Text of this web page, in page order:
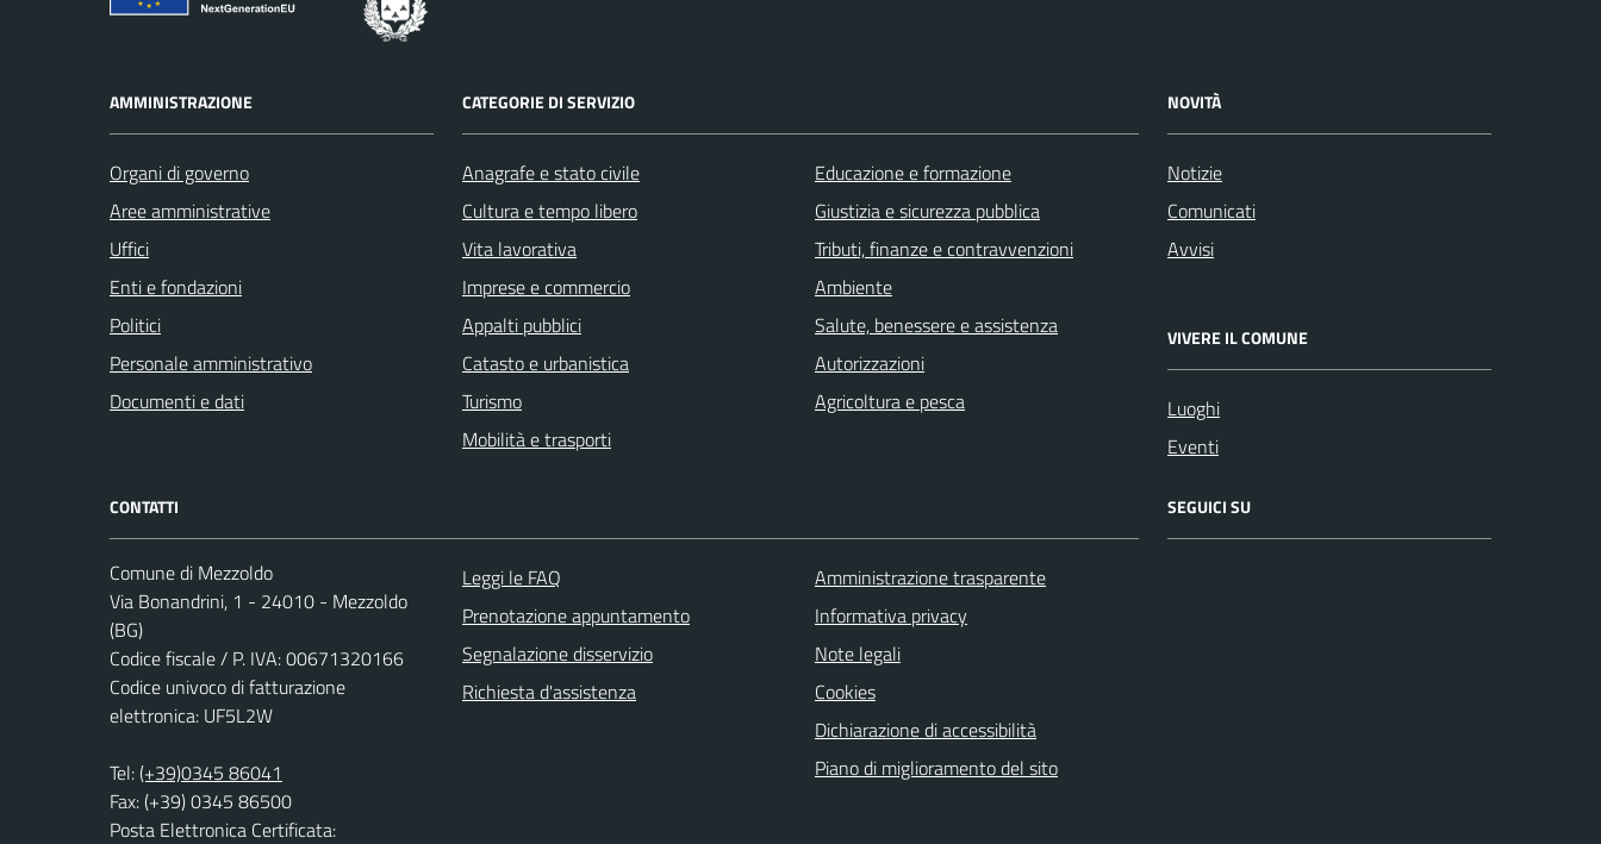
AMMINISTRAZIONE
Organi di governo
Aree amministrative
Uffici
Enti e fondazioni
Politici
Personale amministrativo
Documenti e dati
CATEGORIE DI SERVIZIO
Anagrafe e stato civile
Cultura e tempo libero
Vita lavorativa
Imprese e commercio
Appalti pubblici
Catasto e urbanistica
Turismo
Mobilità e trasporti
Educazione e formazione
Giustizia e sicurezza pubblica
Tributi, finanze e contravvenzioni
Ambiente
Salute, benessere e assistenza
Autorizzazioni
Agricoltura e pesca
NOVITÀ
Notizie
Comunicati
Avvisi
VIVERE IL COMUNE
Luoghi
Eventi
CONTATTI
Comune di Mezzoldo
Via Bonandrini, 1 - 24010 - Mezzoldo
(BG)
Codice fiscale / P. IVA: 00671320166
Codice univoco di fatturazione
elettronica: UF5L2W
Tel:(+39)0345 86041
Fax: (+39) 0345 86500
Posta Elettronica Certificata:
Leggi le FAQ
Prenotazione appuntamento
Segnalazione disservizio
Richiesta d'assistenza
Amministrazione trasparente
Informativa privacy
Note legali
Cookies
Dichiarazione di accessibilità
Piano di miglioramento del sito
SEGUICI SU